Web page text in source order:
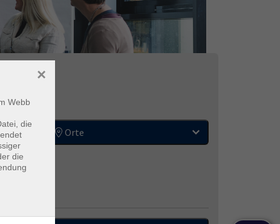
Orte
Webb
die
die
×